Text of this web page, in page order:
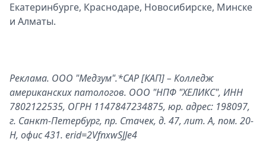
Екатеринбурге, Краснодаре, Новосибирске, Минске
и Алматы.
Реклама. ООО "Медзум".*CAP [КАП] – Колледж
американских патологов. ООО "НПФ "ХЕЛИКС", ИНН
7802122535, ОГРН 1147847234875, юр. адрес: 198097,
г. Санкт-Петербург, пр. Стачек, д. 47, лит. А, пом. 20-
Н, офис 431. erid=2VfnxwSJJe4